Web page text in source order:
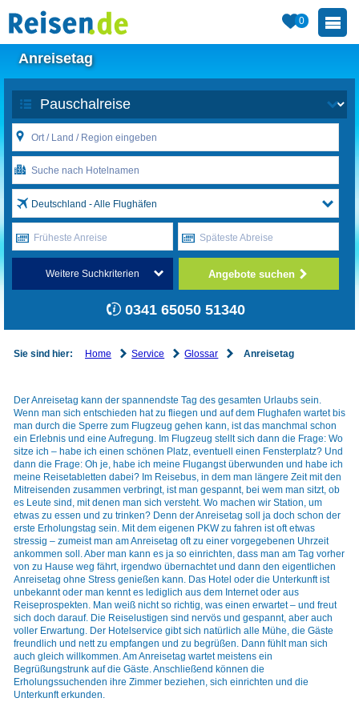
0
Anreisetag
Deutschland - Alle Flughäfen
Früheste Anreise Späteste Abreise
Weitere Suchkriterien Angebote suchen
0341 65050 51340
Sie sind hier: Home Service Glossar Anreisetag
Der Anreisetag kann der spannendste Tag des gesamten Urlaubs sein.
Wenn man sich entschieden hat zu fliegen und auf dem Flughafen wartet bis
man durch die Sperre zum Flugzeug gehen kann, ist das manchmal schon
ein Erlebnis und eine Aufregung. Im Flugzeug stellt sich dann die Frage: Wo
sitze ich – habe ich einen schönen Platz, eventuell einen Fensterplatz? Und
dann die Frage: Oh je, habe ich meine Flugangst überwunden und habe ich
meine Reisetabletten dabei? Im Reisebus, in dem man längere Zeit mit den
Mitreisenden zusammen verbringt, ist man gespannt, bei wem man sitzt, ob
es Leute sind, mit denen man sich versteht. Wo machen wir Station, um
etwas zu essen und zu trinken? Denn der Anreisetag soll ja doch schon der
erste Erholungstag sein. Mit dem eigenen PKW zu fahren ist oft etwas
stressig – zumeist man am Anreisetag oft zu einer vorgegebenen Uhrzeit
ankommen soll. Aber man kann es ja so einrichten, dass man am Tag vorher
von zu Hause weg fährt, irgendwo übernachtet und dann den eigentlichen
Anreisetag ohne Stress genießen kann. Das Hotel oder die Unterkunft ist
unbekannt oder man kennt es lediglich aus dem Internet oder aus
Reiseprospekten. Man weiß nicht so richtig, was einen erwartet – und freut
sich doch darauf. Die Reiselustigen sind nervös und gespannt, aber auch
voller Erwartung. Der Hotelservice gibt sich natürlich alle Mühe, die Gäste
freundlich und nett zu empfangen und zu begrüßen. Dann fühlt man sich
auch gleich willkommen. Am Anreisetag wartet meistens ein
Begrüßungstrunk auf die Gäste. Anschließend können die
Erholungssuchenden ihre Zimmer beziehen, sich einrichten und die
Unterkunft erkunden.